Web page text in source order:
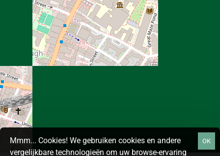
Mmm... Cookies! We gebruiken cookies en andere
vergelijkbare technologieën om uw browse-ervaring
OK